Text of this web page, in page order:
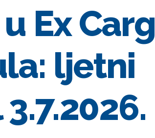
Ex
ljetni